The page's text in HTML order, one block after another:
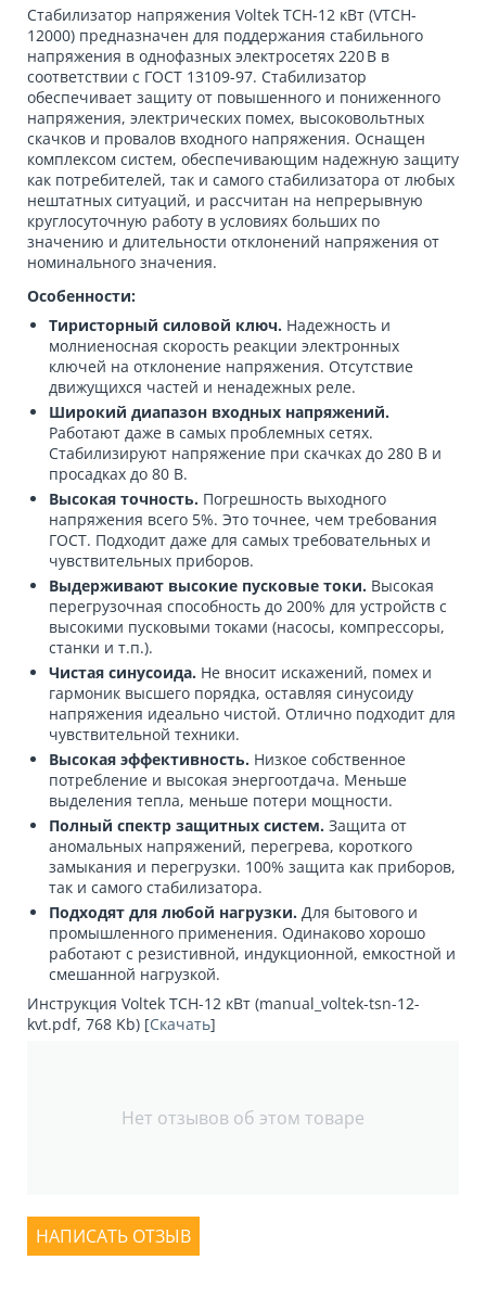
Стабилизатор напряжения Voltek ТСН-12 кВт (VTCH-
12000) предназначен для поддержания стабильного
напряжения в однофазных электросетях 220 В в
соответствии с ГОСТ 13109-97. Стабилизатор
обеспечивает защиту от повышенного и пониженного
напряжения, электрических помех, высоковольтных
скачков и провалов входного напряжения. Оснащен
комплексом систем, обеспечивающим надежную защиту
как потребителей, так и самого стабилизатора от любых
нештатных ситуаций, и рассчитан на непрерывную
круглосуточную работу в условиях больших по
значению и длительности отклонений напряжения от
номинального значения.
Особенности:
Тиристорный силовой ключ. Надежность и
молниеносная скорость реакции электронных
ключей на отклонение напряжения. Отсутствие
движущихся частей и ненадежных реле.
Широкий диапазон входных напряжений.
Работают даже в самых проблемных сетях.
Стабилизируют напряжение при скачках до 280 В и
просадках до 80 В.
Высокая точность. Погрешность выходного
напряжения всего 5%. Это точнее, чем требования
ГОСТ. Подходит даже для самых требовательных и
чувствительных приборов.
Выдерживают высокие пусковые токи. Высокая
перегрузочная способность до 200% для устройств с
высокими пусковыми токами (насосы, компрессоры,
станки и т.п.).
Чистая синусоида. Не вносит искажений, помех и
гармоник высшего порядка, оставляя синусоиду
напряжения идеально чистой. Отлично подходит для
чувствительной техники.
Высокая эффективность. Низкое собственное
потребление и высокая энергоотдача. Меньше
выделения тепла, меньше потери мощности.
Полный спектр защитных систем. Защита от
аномальных напряжений, перегрева, короткого
замыкания и перегрузки. 100% защита как приборов,
так и самого стабилизатора.
Подходят для любой нагрузки. Для бытового и
промышленного применения. Одинаково хорошо
работают с резистивной, индукционной, емкостной и
смешанной нагрузкой.
Инструкция Voltek ТСН-12 кВт (manual_voltek-tsn-12-
kvt.pdf, 768 Kb) [Скачать]
Нет отзывов об этом товаре
НАПИСАТЬ ОТЗЫВ